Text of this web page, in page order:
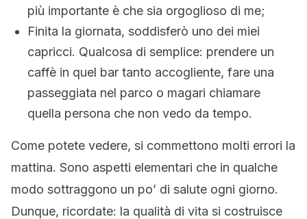
più importante è che sia orgoglioso di me;
Finita la giornata, soddisferò uno dei miei
capricci. Qualcosa di semplice: prendere un
caffè in quel bar tanto accogliente, fare una
passeggiata nel parco o magari chiamare
quella persona che non vedo da tempo.
Come potete vedere, si commettono molti errori la
mattina. Sono aspetti elementari che in qualche
modo sottraggono un po’ di salute ogni giorno.
Dunque, ricordate: la qualità di vita si costruisce